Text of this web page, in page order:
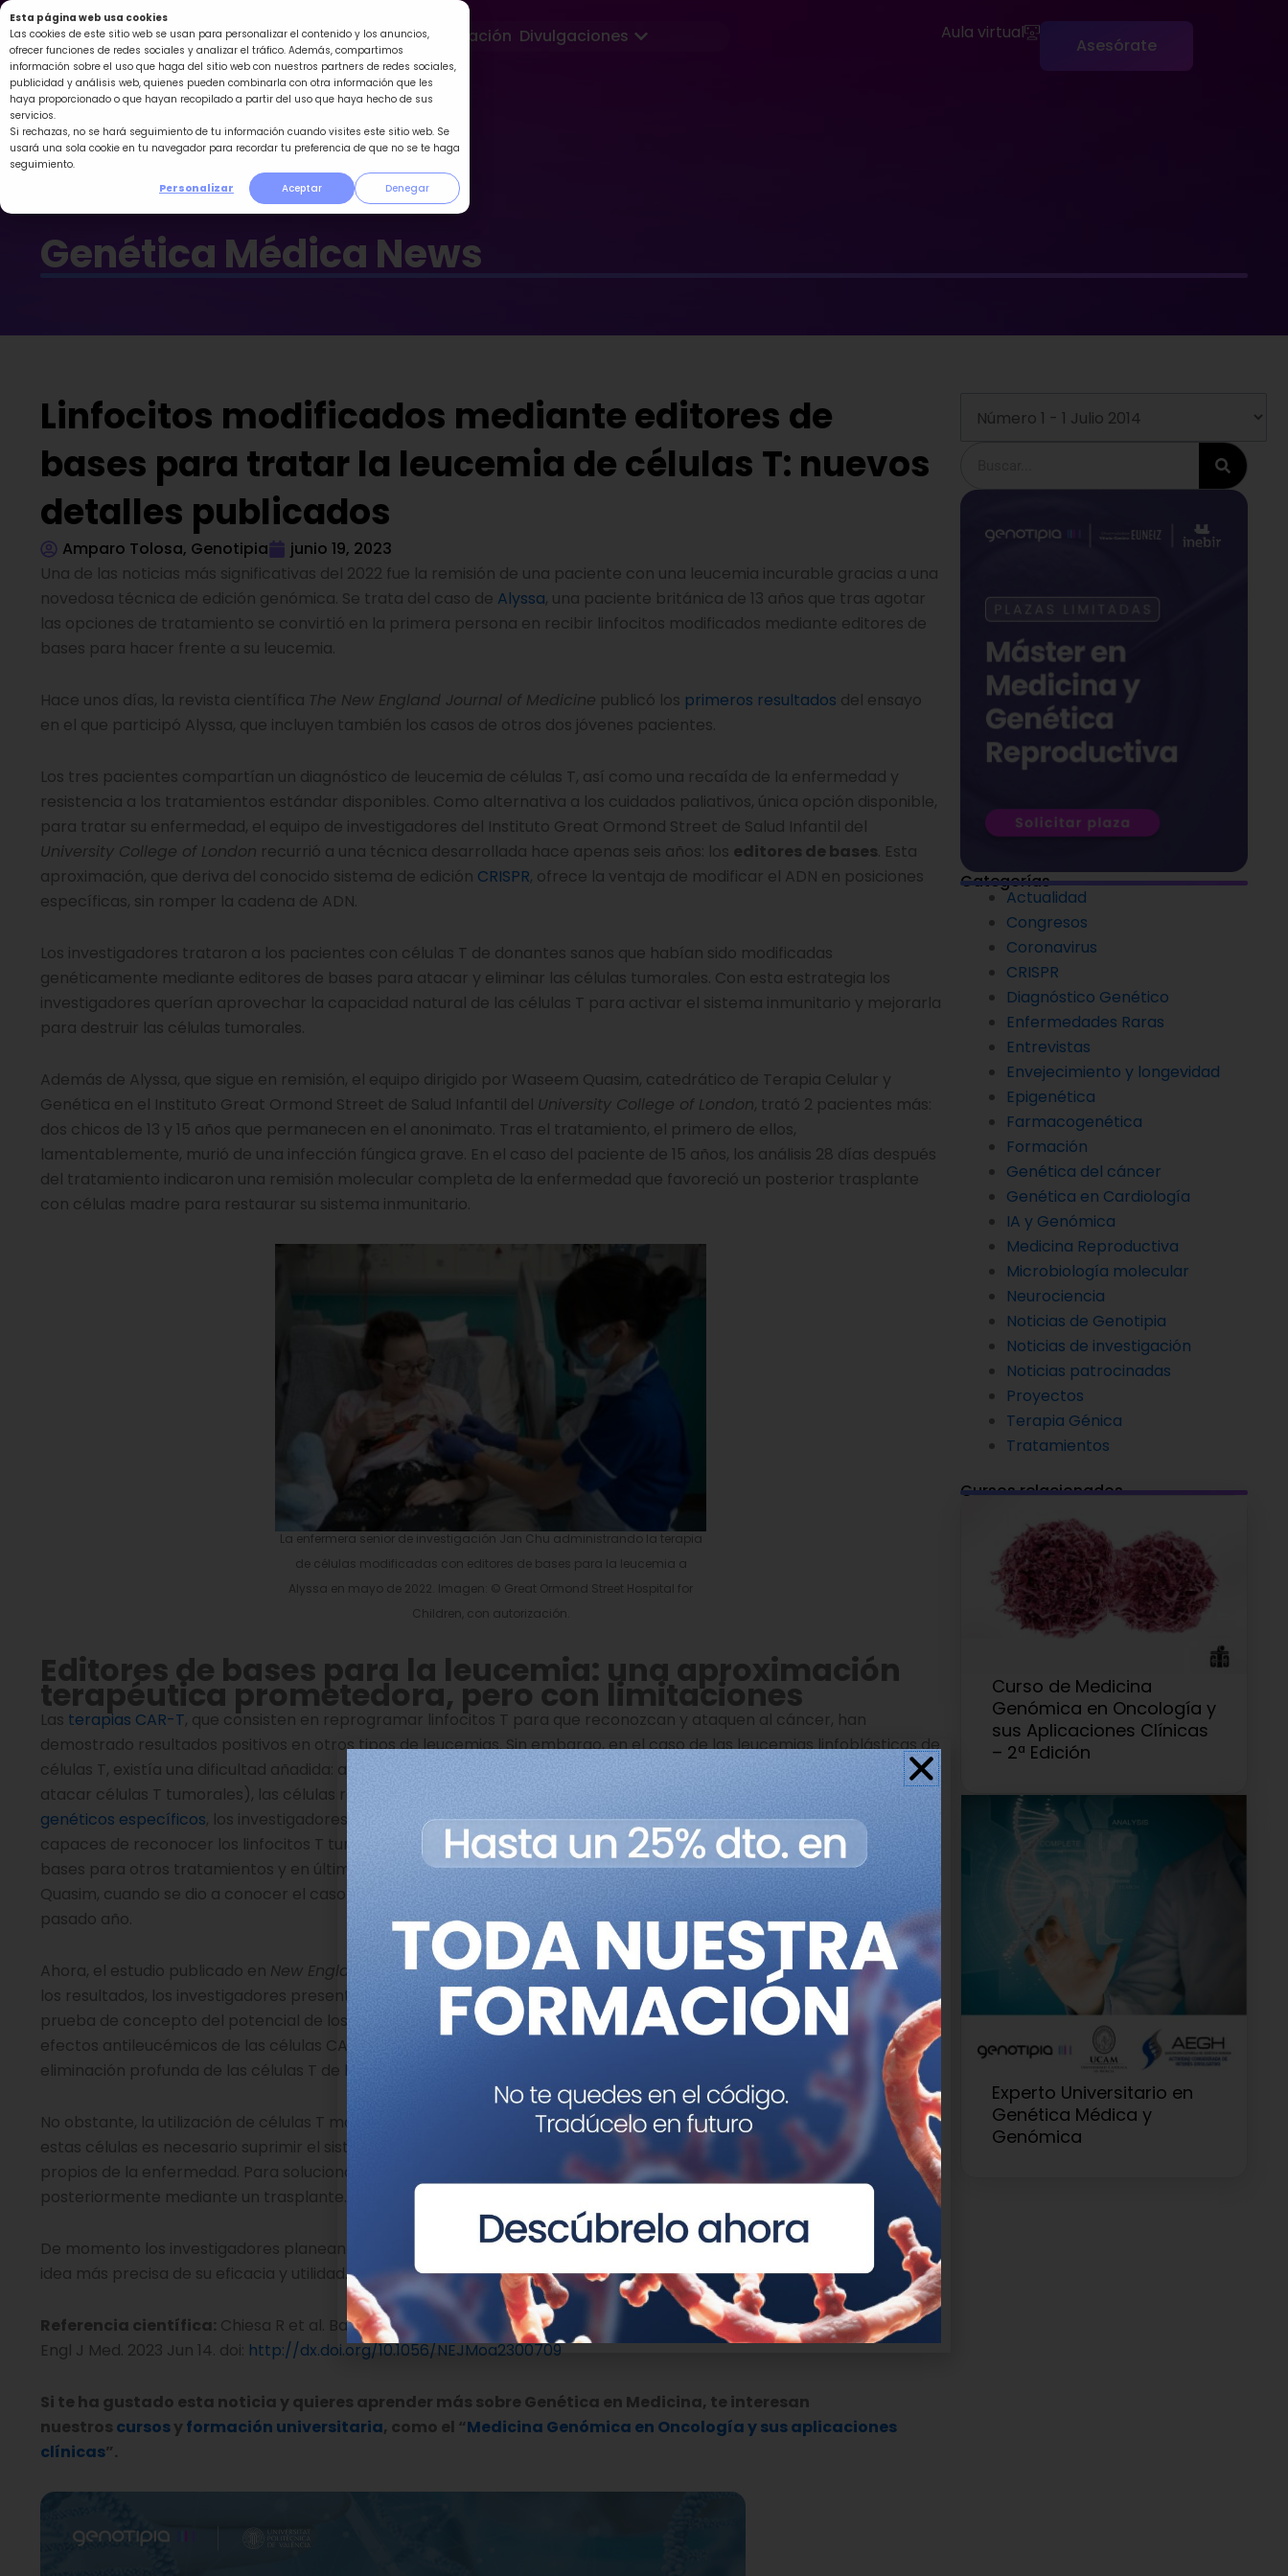
Esta página web usa cookies
Las cookies de este sitio web se usan para personalizar el contenido y los anuncios,
ofrecer funciones de redes sociales y analizar el tráfico. Además, compartimos
información sobre el uso que haga del sitio web con nuestros partners de redes sociales,
publicidad y análisis web, quienes pueden combinarla con otra información que les
haya proporcionado o que hayan recopilado a partir del uso que haya hecho de sus
servicios.
Si rechazas, no se hará seguimiento de tu información cuando visites este sitio web. Se
usará una sola cookie en tu navegador para recordar tu preferencia de que no se te haga
seguimiento.
Personalizar
Aceptar Denegar
Ir
al
contenido
Formación Divulgaciones Abrir Divulgaciones Aula virtual
Asesórate
Genética Médica News
Linfocitos modificados mediante editores de
bases para tratar la leucemia de células T: nuevos
detalles publicados
Amparo Tolosa, Genotipia
junio 19, 2023
Una de las noticias más significativas del 2022 fue la remisión de una paciente con una leucemia incurable gracias a una
novedosa técnica de edición genómica. Se trata del caso de Alyssa, una paciente británica de 13 años que tras agotar
las opciones de tratamiento se convirtió en la primera persona en recibir linfocitos modificados mediante editores de
bases para hacer frente a su leucemia.
Hace unos días, la revista científica The New England Journal of Medicine publicó los primeros resultados del ensayo
en el que participó Alyssa, que incluyen también los casos de otros dos jóvenes pacientes.
Los tres pacientes compartían un diagnóstico de leucemia de células T, así como una recaída de la enfermedad y
resistencia a los tratamientos estándar disponibles. Como alternativa a los cuidados paliativos, única opción disponible,
para tratar su enfermedad, el equipo de investigadores del Instituto Great Ormond Street de Salud Infantil del
University College of London recurrió a una técnica desarrollada hace apenas seis años: los editores de bases. Esta
aproximación, que deriva del conocido sistema de edición CRISPR, ofrece la ventaja de modificar el ADN en posiciones
específicas, sin romper la cadena de ADN.
Los investigadores trataron a los pacientes con células T de donantes sanos que habían sido modificadas
genéticamente mediante editores de bases para atacar y eliminar las células tumorales. Con esta estrategia los
investigadores querían aprovechar la capacidad natural de las células T para activar el sistema inmunitario y mejorarla
para destruir las células tumorales.
Además de Alyssa, que sigue en remisión, el equipo dirigido por Waseem Quasim, catedrático de Terapia Celular y
Genética en el Instituto Great Ormond Street de Salud Infantil del University College of London, trató 2 pacientes más:
dos chicos de 13 y 15 años que permanecen en el anonimato. Tras el tratamiento, el primero de ellos,
lamentablemente, murió de una infección fúngica grave. En el caso del paciente de 15 años, los análisis 28 días después
del tratamiento indicaron una remisión molecular completa de la enfermedad que favoreció un posterior trasplante
con células madre para restaurar su sistema inmunitario.
La enfermera senior de investigación Jan Chu administrando la terapia
de células modificadas con editores de bases para la leucemia a
Alyssa en mayo de 2022. Imagen: © Great Ormond Street Hospital for
Children, con autorización.
Editores de bases para la leucemia: una aproximación
terapéutica prometedora, pero con limitaciones
Las terapias CAR-T, que consisten en reprogramar linfocitos T para que reconozcan y ataquen al cáncer, han
demostrado resultados positivos en otros tipos de leucemias. Sin embargo, en el caso de las leucemias linfoblásticas de
células T, existía una dificultad añadida: al modificar el mismo tipo de células que se quería destruir (células T para
atacar células T tumorales), las células resultantes también podrían atacarse entre sí. A través de
cuatro cambios
genéticos específicos, los investigadores diseñaron un tipo de células T, resistentes a fármacos, invisibles entre sí y
capaces de reconocer los linfocitos T tumorales. “Es nuestro diseño de células más sofisticado hasta ahora y sienta las
bases para otros tratamientos y en última instancia, mejores futuros para los niños enfermos”, señalaba el Dr. Waseem
Quasim, cuando se dio a conocer el caso de Alyssa en el Congreso Anual de la Sociedad Americana de Hematología del
pasado año.
Ahora, el estudio publicado en New England Journal of Medicine ofrece detalles precisos de los tres casos. A partir de
los resultados, los investigadores presentan la aproximación realizada en Alyssa y los otros pacientes como una
prueba de concepto del potencial de los editores de bases muy exitosa. “Nuestros datos son consistentes con los
efectos antileucémicos de las células CAR-T alogénicas, efectos que son suficientes para asegurar la remisión y
eliminación profunda de las células T de la leucemia linfoblástica aguda”, señalan en el estudio.
No obstante, la utilización de células T modificadas también implica algunos riesgos. Por ejemplo, antes de introducir
estas células es necesario suprimir el sistema inmunitario de los pacientes, complicación que se añade a los riesgos
propios de la enfermedad. Para solucionar este problema, el sistema inmunitario de los pacientes se reconstituye
posteriormente mediante un trasplante.
De momento los investigadores planean completar el ensayo clínico hasta alcanzar 10 pacientes, para determinar una
idea más precisa de su eficacia y utilidad.
Referencia científica: Chiesa R et al. Base-Edited CAR7 T Cells for Relapsed T-Cell Acute Lymphoblastic Leukemia. N
Engl J Med. 2023 Jun 14. doi: http://dx.doi.org/10.1056/NEJMoa2300709
Si te ha gustado esta noticia y quieres aprender más sobre Genética en Medicina, te interesan
nuestros cursosyformación universitaria, como el “Medicina Genómica en Oncología y sus aplicaciones
clínicas”.
Categorías
Actualidad
Congresos
Coronavirus
CRISPR
Diagnóstico Genético
Enfermedades Raras
Entrevistas
Envejecimiento y longevidad
Epigenética
Farmacogenética
Formación
Genética del cáncer
Genética en Cardiología
IA y Genómica
Medicina Reproductiva
Microbiología molecular
Neurociencia
Noticias de Genotipia
Noticias de investigación
Noticias patrocinadas
Proyectos
Terapia Génica
Tratamientos
Cursos relacionados
Curso de Medicina
Genómica en Oncología y
sus Aplicaciones Clínicas
– 2ª Edición
Experto Universitario en
Genética Médica y
Genómica